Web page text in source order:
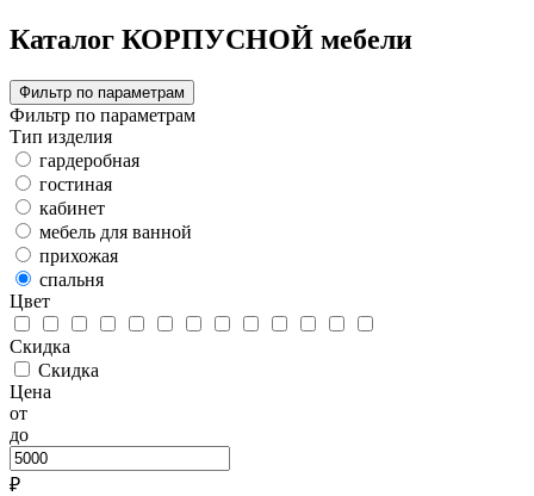
Каталог КОРПУСНОЙ мебели
Фильтр по параметрам
Фильтр по параметрам
Тип изделия
гардеробная
гостиная
кабинет
мебель для ванной
прихожая
спальня
Цвет
Скидка
Скидка
Цена
от
до
₽